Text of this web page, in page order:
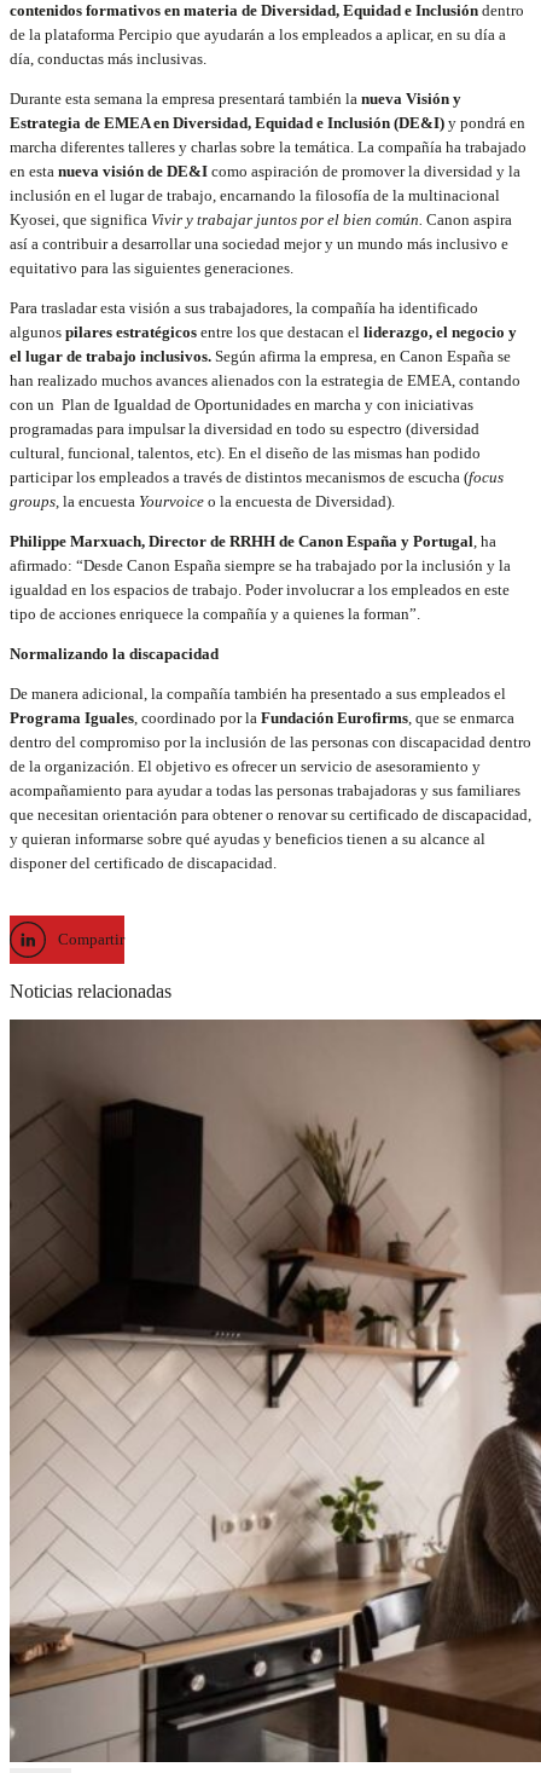
contenidos formativos en materia de Diversidad, Equidad e Inclusión dentro
de la plataforma Percipio que ayudarán a los empleados a aplicar, en su día a
día, conductas más inclusivas.
Durante esta semana la empresa presentará también la nueva Visión y
Estrategia de EMEA en Diversidad, Equidad e Inclusión (DE&I) y pondrá en
marcha diferentes talleres y charlas sobre la temática. La compañía ha trabajado
en esta nueva visión de DE&I como aspiración de promover la diversidad y la
inclusión en el lugar de trabajo, encarnando la filosofía de la multinacional
Kyosei, que significa Vivir y trabajar juntos por el bien común. Canon aspira
así a contribuir a desarrollar una sociedad mejor y un mundo más inclusivo e
equitativo para las siguientes generaciones.
Para trasladar esta visión a sus trabajadores, la compañía ha identificado
algunos pilares estratégicos entre los que destacan el liderazgo, el negocio y
el lugar de trabajo inclusivos. Según afirma la empresa, en Canon España se
han realizado muchos avances alienados con la estrategia de EMEA, contando
con un Plan de Igualdad de Oportunidades en marcha y con iniciativas
programadas para impulsar la diversidad en todo su espectro (diversidad
cultural, funcional, talentos, etc). En el diseño de las mismas han podido
participar los empleados a través de distintos mecanismos de escucha (focus
groups, la encuesta Yourvoice o la encuesta de Diversidad).
Philippe Marxuach, Director de RRHH de Canon España y Portugal, ha
afirmado: “Desde Canon España siempre se ha trabajado por la inclusión y la
igualdad en los espacios de trabajo. Poder involucrar a los empleados en este
tipo de acciones enriquece la compañía y a quienes la forman”.
Normalizando la discapacidad
De manera adicional, la compañía también ha presentado a sus empleados el
Programa Iguales , coordinado por la Fundación Eurofirms , que se enmarca
dentro del compromiso por la inclusión de las personas con discapacidad dentro
de la organización. El objetivo es ofrecer un servicio de asesoramiento y
acompañamiento para ayudar a todas las personas trabajadoras y sus familiares
que necesitan orientación para obtener o renovar su certificado de discapacidad,
y quieran informarse sobre qué ayudas y beneficios tienen a su alcance al
disponer del certificado de discapacidad.
Compartir
Noticias relacionadas